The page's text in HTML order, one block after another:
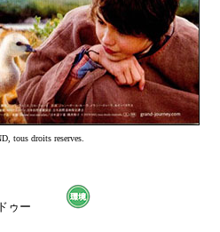
tous droits reserves.
ゥー